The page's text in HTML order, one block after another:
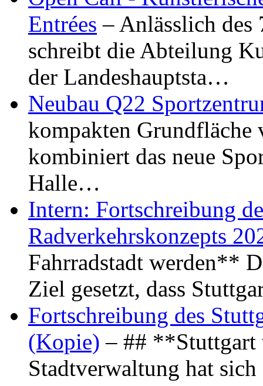
Entrées – Anlässlich
schreibt die Abteilung
der Landeshauptsta…
Neubau Q22
kompakten Grundfläche
kombiniert das neue
Halle…
Intern: Fortschreibung
Radverkehrskonzepts
Fahrradstadt werden**
Ziel gesetzt, dass
Fortschreibung des
(Kopie) – ## **Stuttgart
Stadtverwaltung hat